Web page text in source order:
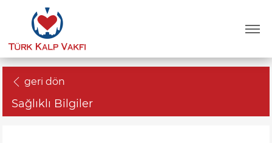
geri dön
Sağlıklı Bilgiler